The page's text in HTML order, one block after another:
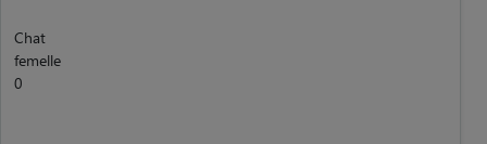
Chat
femelle
0